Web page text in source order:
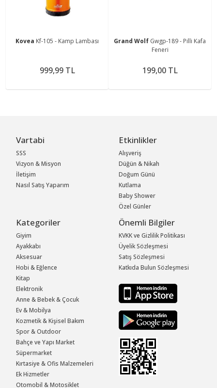
Kovea Kf-105 - Kamp Lambası
999,99 TL
Grand Wolf Gwgp-189 - Pilli Kafa
Feneri
199,00 TL
Vartabi
SSS
Vizyon & Misyon
İletişim
Nasıl Satış Yaparım
Etkinlikler
Alışveriş
Düğün & Nikah
Doğum Günü
Kutlama
Baby Shower
Özel Günler
Kategoriler
Giyim
Ayakkabı
Aksesuar
Hobi & Eğlence
Kitap
Elektronik
Anne & Bebek & Çocuk
Ev & Mobilya
Kozmetik & Kişisel Bakım
Spor & Outdoor
Bahçe ve Yapı Market
Süpermarket
Kırtasiye & Ofis Malzemeleri
Ek Hizmetler
Otomobil & Motosiklet
Önemli Bilgiler
KVKK ve Gizlilik Politikası
Üyelik Sözleşmesi
Satış Sözleşmesi
Katkıda Bulun Sözleşmesi